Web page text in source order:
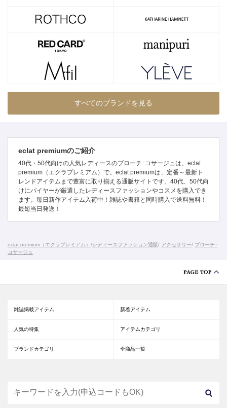
すべてのブランドを見る
eclat premiumのご紹介
40代・50代向けの人気レディースのブローチ･コサージュは、eclat
premium（エクラプレミアム）で。eclat premiumは、定番～最新ト
レンドアイテムまで豊富に取り揃える通販サイトです。40代、50代向
けにバイヤーが厳選したレディースファッションやコスメを購入でき
ます。毎日新作アイテム入荷中！雑誌や書籍と同時購入で送料無料！
最短当日発送！
eclat premium（エクラプレミアム） /レディースファッション通販/ アクセサリー/ ブローチ･
コサージュ
雑誌掲載アイテム 新着アイテム
人気の特集 アイテムカテゴリ
ブランドカテゴリ 全商品一覧